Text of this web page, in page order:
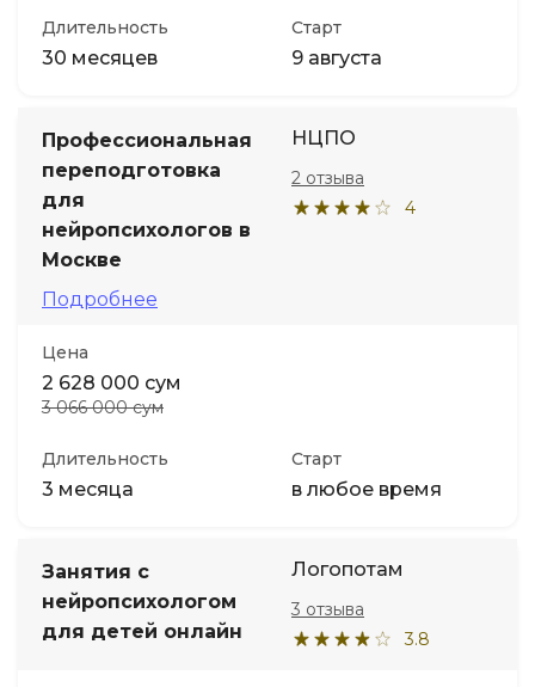
Длительность
30 месяцев
Старт
9 августа
Профессиональная
переподготовка
для
нейропсихологов в
Москве
Подробнее
НЦПО
4
2 отзыва
Цена
2 628 000 сум
3 066 000 сум
Длительность
3 месяца
Старт
в любое время
Занятия с
нейропсихологом
для детей онлайн
Логопотам
3.8
3 отзыва